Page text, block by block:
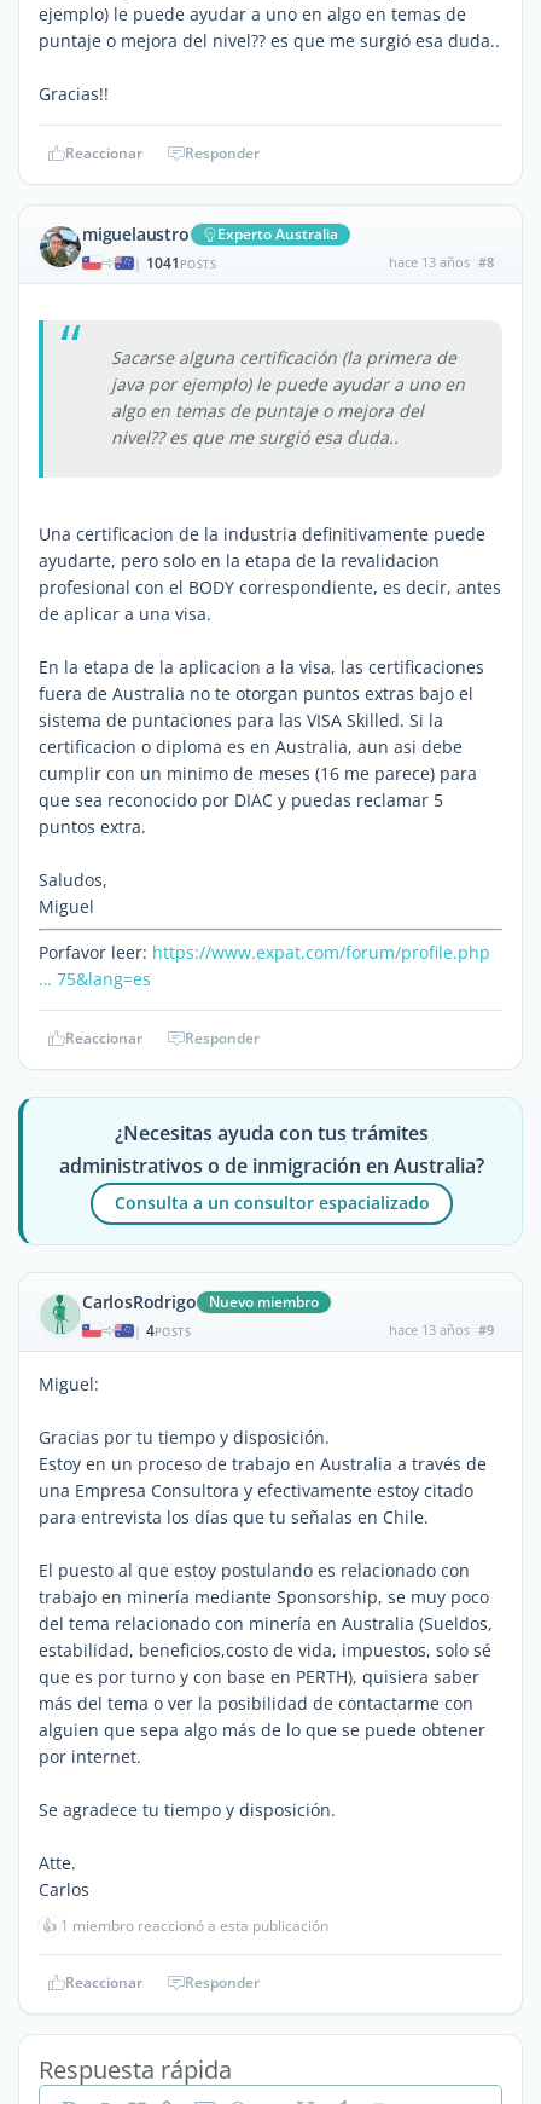
ejemplo) le puede ayudar a uno en algo en temas de
puntaje o mejora del nivel?? es que me surgió esa duda..
Gracias!!
Reaccionar Responder
miguelaustro Experto Australia
| 1041 POSTS hace 13 años #8
Sacarse alguna certificación (la primera de
java por ejemplo) le puede ayudar a uno en
algo en temas de puntaje o mejora del
nivel?? es que me surgió esa duda..
Una certificacion de la industria definitivamente puede
ayudarte, pero solo en la etapa de la revalidacion
profesional con el BODY correspondiente, es decir, antes
de aplicar a una visa.
En la etapa de la aplicacion a la visa, las certificaciones
fuera de Australia no te otorgan puntos extras bajo el
sistema de puntaciones para las VISA Skilled. Si la
certificacion o diploma es en Australia, aun asi debe
cumplir con un minimo de meses (16 me parece) para
que sea reconocido por DIAC y puedas reclamar 5
puntos extra.
Saludos,
Miguel
Porfavor leer: https://www.expat.com/forum/profile.php
… 75&lang=es
Reaccionar Responder
¿Necesitas ayuda con tus trámites
administrativos o de inmigración en Australia?
Consulta a un consultor espacializado
CarlosRodrigo Nuevo miembro
| 4POSTS hace 13 años #9
Miguel:
Gracias por tu tiempo y disposición.
Estoy en un proceso de trabajo en Australia a través de
una Empresa Consultora y efectivamente estoy citado
para entrevista los días que tu señalas en Chile.
El puesto al que estoy postulando es relacionado con
trabajo en minería mediante Sponsorship, se muy poco
del tema relacionado con minería en Australia (Sueldos,
estabilidad, beneficios,costo de vida, impuestos, solo sé
que es por turno y con base en PERTH), quisiera saber
más del tema o ver la posibilidad de contactarme con
alguien que sepa algo más de lo que se puede obtener
por internet.
Se agradece tu tiempo y disposición.
Atte.
Carlos
👍 1 miembro reaccionó a esta publicación
Reaccionar Responder
Respuesta rápida